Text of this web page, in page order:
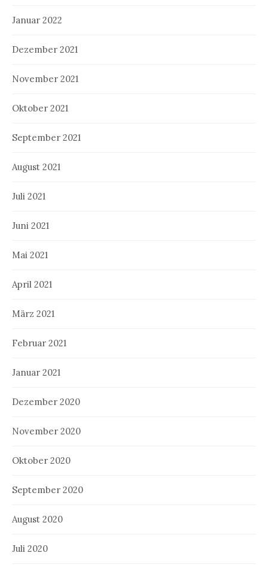
Januar 2022
Dezember 2021
November 2021
Oktober 2021
September 2021
August 2021
Juli 2021
Juni 2021
Mai 2021
April 2021
März 2021
Februar 2021
Januar 2021
Dezember 2020
November 2020
Oktober 2020
September 2020
August 2020
Juli 2020